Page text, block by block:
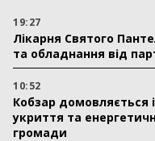
19:27
Лікарня Святого
та обладнання від
10:52
Кобзар домовляється
укриття та
громади